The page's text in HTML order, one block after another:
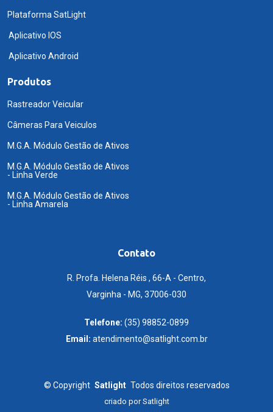
Plataforma SatLight
Aplicativo IOS
Aplicativo Android
Produtos
Rastreador Veicular
Câmeras Para Veiculos
M.G.A. Módulo Gestão de Ativos
M.G.A. Módulo Gestão de Ativos
- Linha Verde
M.G.A. Módulo Gestão de Ativos
- Linha Amarela
Contato
R. Profa. Helena Réis , 66-A - Centro,
Varginha - MG, 37006-030
Telefone: (35) 98852-0899
Email: atendimento@satlight.com.br
© Copyright Satlight Todos direitos reservados
criado porSatlight